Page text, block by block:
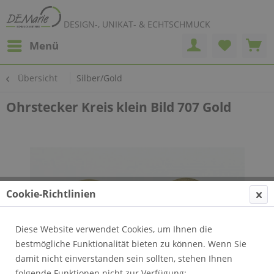
DESIGN-, UNIKAT- & ECHTSCHMUCK
Menü
Übersicht Silber/Gold
Ohrstecker Kreis klein Bild 707 Gold
Cookie-Richtlinien
Diese Website verwendet Cookies, um Ihnen die
bestmögliche Funktionalität bieten zu können. Wenn Sie
damit nicht einverstanden sein sollten, stehen Ihnen